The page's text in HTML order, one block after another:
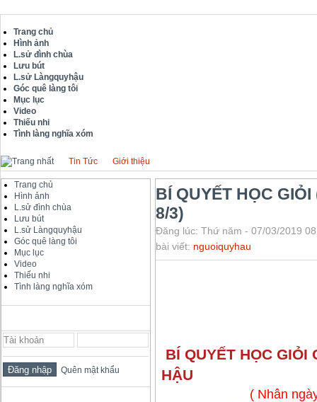
Trang chủ
Hình ảnh
L.sử đình chùa
Lưu bút
L.sử Làngquyhậu
Góc quê làng tôi
Mục lục
Video
Thiếu nhi
Tình làng nghĩa xóm
Tin Tức Giới thiệu
Trang chủ
Hình ảnh
L.sử đình chùa
Lưu bút
L.sử Làngquyhậu
Góc quê làng tôi
Mục lục
Video
Thiếu nhi
Tình làng nghĩa xóm
Quên mật khẩu
BÍ QUYẾT HỌC
8/3)
Đăng lúc: Thứ năm - 07/03/2019
bài viết: nguoiquyhau
BÍ QUYẾT HỌC GIỎI
HẬU
( Nhân